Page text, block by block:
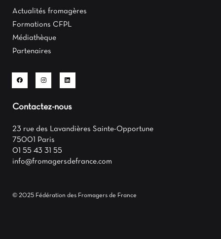
Actualités fromagères
Formations CFPL
Médiathèque
Partenaires
Contactez-nous
23 rue des Lavandières Sainte-Opportune
75001 Paris
01 55 43 31 55
info@fromagersdefrance.com
© 2025 Fédération des Fromagers de France